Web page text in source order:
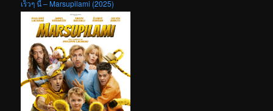
เร็วๆ นี้ – Marsupilami (2025)